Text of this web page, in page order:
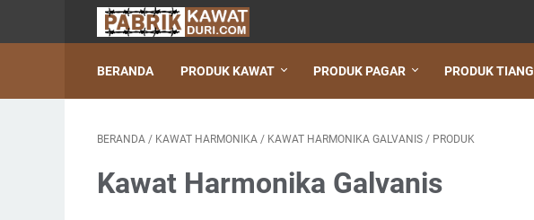
BERANDA PRODUK KAWAT PRODUK PAGAR PRODUK TIANG
BERANDA / KAWAT HARMONIKA / KAWAT HARMONIKA GALVANIS / PRODUK
Kawat Harmonika Galvanis